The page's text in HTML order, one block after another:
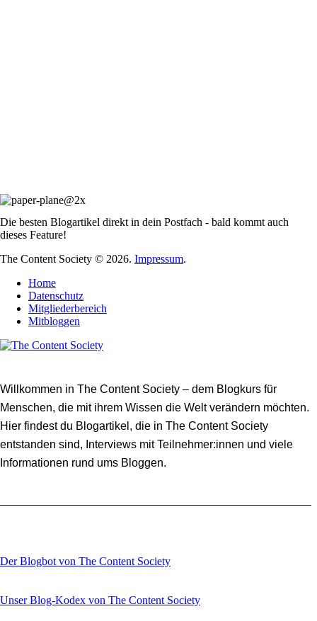
Die besten Blogartikel direkt in dein Postfach - bald kommt auch
dieses Feature!
The Content Society © 2026. Impressum.
Home
Datenschutz
Mitgliederbereich
Mitbloggen
Willkommen in The Content Society – dem Blogkurs für
Menschen, die mit ihrem Wissen die Welt verändern möchten.
Hier findest du Blogartikel, die in The Content Society
entstanden sind, Interviews mit Teilnehmer:innen und viele
Informationen rund ums Bloggen.
Der Blogbot von The Content Society
Unser Blog-Kodex von The Content Society